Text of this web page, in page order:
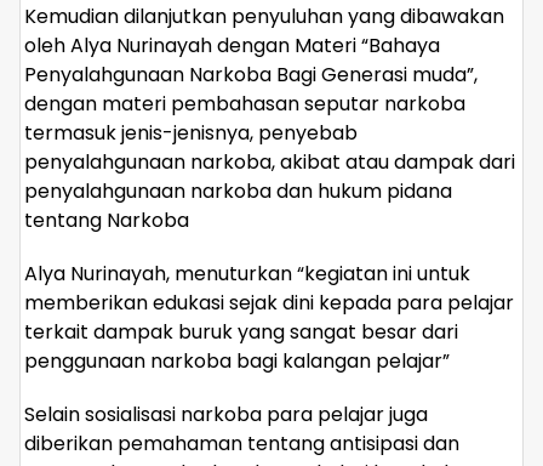
Kemudian dilanjutkan penyuluhan yang dibawakan
oleh Alya Nurinayah dengan Materi “Bahaya
Penyalahgunaan Narkoba Bagi Generasi muda”,
dengan materi pembahasan seputar narkoba
termasuk jenis-jenisnya, penyebab
penyalahgunaan narkoba, akibat atau dampak dari
penyalahgunaan narkoba dan hukum pidana
tentang Narkoba
Alya Nurinayah, menuturkan “kegiatan ini untuk
memberikan edukasi sejak dini kepada para pelajar
terkait dampak buruk yang sangat besar dari
penggunaan narkoba bagi kalangan pelajar”
Selain sosialisasi narkoba para pelajar juga
diberikan pemahaman tentang antisipasi dan